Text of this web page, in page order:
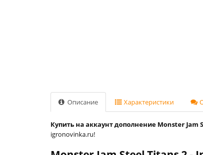
Описание Характеристики
Купить на аккаунт дополнение Monster Jam
igronovinka.ru!